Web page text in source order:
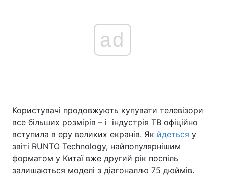
Україна Політика
Економіка Світ
Наука
Техно і зв'язок Лайт
ad
Користувачі продовжують купувати телевізори
все більших розмірів – і індустрія ТВ офіційно
вступила в еру великих екранів. Як йдеться у
звіті RUNTO Technology, найпопулярнішим
форматом у Китаї вже другий рік поспіль
залишаються моделі з діагоналлю 75 дюймів.